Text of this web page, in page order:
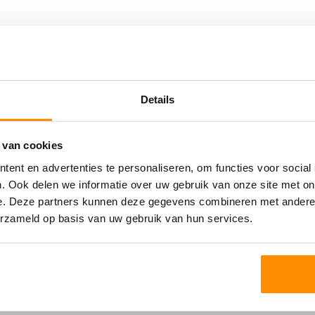
Details
cookies
en advertenties te personaliseren, om functies voor social
Ook delen we informatie over uw gebruik van onze site met
Deze partners kunnen deze gegevens combineren met
op basis van uw gebruik van hun services.
aan de noordzijde
internationale
in diverse
de Beren,
‘fly-over’ naar de
Een bankgarantie ter
De te sluiten
ROZ-model (Raad van
bedrijfsruimte in de zin
bijbehorende
nummer 8/2025.
Lees meer